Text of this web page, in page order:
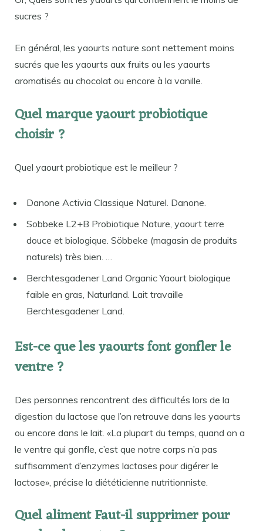
sucres ?
En général, les yaourts nature sont nettement moins
sucrés que les yaourts aux fruits ou les yaourts
aromatisés au chocolat ou encore à la vanille.
Quel marque yaourt probiotique
choisir ?
Quel yaourt probiotique est le meilleur ?
Danone Activia Classique Naturel. Danone.
Sobbeke L2+B Probiotique Nature, yaourt terre
douce et biologique. Söbbeke (magasin de produits
naturels) très bien. …
Berchtesgadener Land Organic Yaourt biologique
faible en gras, Naturland. Lait travaille
Berchtesgadener Land.
Est-ce que les yaourts font gonfler le
ventre ?
Des personnes rencontrent des difficultés lors de la
digestion du lactose que l’on retrouve dans les yaourts
ou encore dans le lait. «La plupart du temps, quand on a
le ventre qui gonfle, c’est que notre corps n’a pas
suffisamment d’enzymes lactases pour digérer le
lactose», précise la diététicienne nutritionniste.
Quel aliment Faut-il supprimer pour